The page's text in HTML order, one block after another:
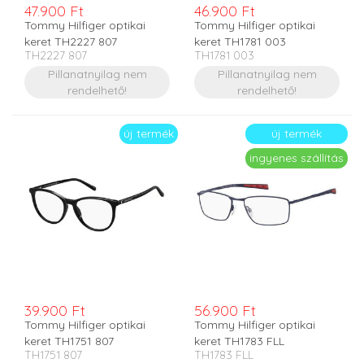
47.900 Ft
Tommy Hilfiger optikai
keret TH2227 807
TH2227 807
Pillanatnyilag nem
rendelhető!
46.900 Ft
Tommy Hilfiger optikai
keret TH1781 003
TH1781 003
Pillanatnyilag nem
rendelhető!
új termék
39.900 Ft
Tommy Hilfiger optikai
keret TH1751 807
TH1751 807
új termék
ingyenes szállítás
56.900 Ft
Tommy Hilfiger optikai
keret TH1783 FLL
TH1783 FLL